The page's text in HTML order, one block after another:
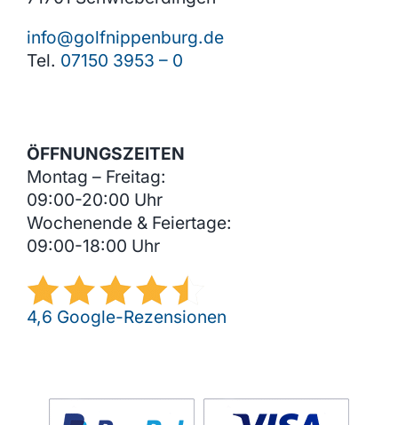
info@golfnippenburg.de
Tel. 07150 3953 – 0
ÖFFNUNGSZEITEN
Montag – Freitag:
09:00-20:00 Uhr
Wochenende & Feiertage:
09:00-18:00 Uhr
4,6 Google-Rezensionen